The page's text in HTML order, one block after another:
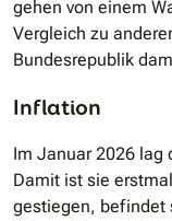
gehen von einem
Vergleich zu
Bundesrepublik
Inflation
Im Januar 2026 lag
Damit ist sie
gestiegen, befindet